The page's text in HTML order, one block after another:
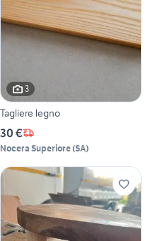
3
Tagliere legno
30 €
Nocera Superiore(SA)